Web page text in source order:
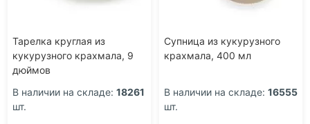
Тарелка круглая из
кукурузного крахмала, 9
дюймов
В наличии на складе: 18261
шт.
Супница из кукурузного
крахмала, 400 мл
В наличии на складе: 16555
шт.